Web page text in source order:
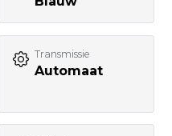
Transmissie
Automaat